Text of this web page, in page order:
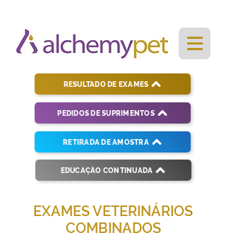
PEDIDOS DE SUPRIMENTOS
RESULTADO DE EXAMES
RETIRADA DE AMOSTRA
EDUCAÇÃO CONTINUADA
EXAMES VETERINÁRIOS
COMBINADOS